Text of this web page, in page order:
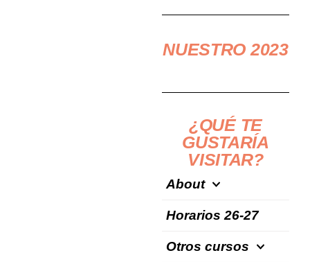
NUESTRO 2023
¿QUÉ TE
GUSTARÍA
VISITAR?
About
Horarios 26-27
Otros cursos